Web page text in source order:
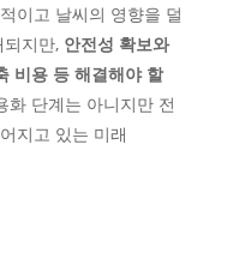
이고 날씨의 영향을 덜
지만, 안전성 확보와
비용 등 해결해야 할
화 단계는 아니지만 전
지고 있는 미래